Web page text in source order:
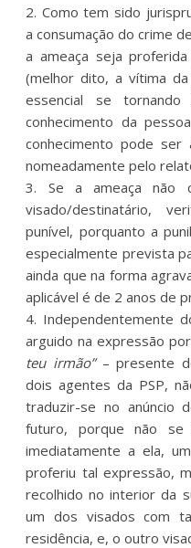
2. Como tem sido
a consumação do crime
a ameaça seja
(melhor dito, a vítima
essencial se
conhecimento da
conhecimento pode ser
nomeadamente pelo
3. Se a ameaça não
visado/destinatário,
punível, porquanto a
especialmente prevista
ainda que na forma
aplicável é de 2 anos de
4. Independentemente
arguido na expressão
teu irmão”– presente
dois agentes da PSP,
traduzir-se no anúncio
futuro, porque não se
imediatamente a ela,
proferiu tal expressão,
recolhido no interior da
um dos visados com
residência, e, o outro